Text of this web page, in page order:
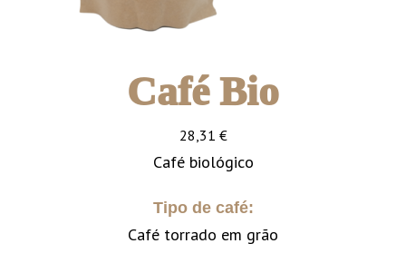
Café Bio
28,31 €
Café biológico
Tipo de café:
Café torrado em grão